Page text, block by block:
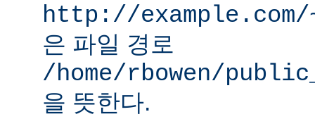
http://
은 파일 경로
/home/rbowen/
을 뜻한다.